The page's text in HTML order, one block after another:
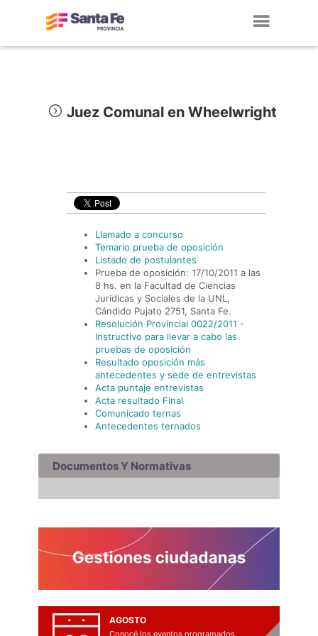
Juez Comunal en Wheelwright
Llamado a concurso
Temario prueba de oposición
Listado de postulantes
Prueba de oposición: 17/10/2011 a las
8 hs. en la Facultad de Ciencias
Jurídicas y Sociales de la UNL,
Cándido Pujato 2751, Santa Fe.
Resolución Provincial 0022/2011 -
Instructivo para llevar a cabo las
pruebas de oposición
Resultado oposición más
antecedentes y sede de entrevistas
Acta puntaje entrevistas
Acta resultado Final
Comunicado ternas
Antecedentes ternados
Documentos Y Normativas
AGOSTO
Conocé los eventos programados